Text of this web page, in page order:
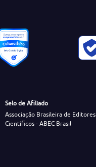
Selo de Afiliado
Associação Brasileira de Editores
Científicos - ABEC Brasil